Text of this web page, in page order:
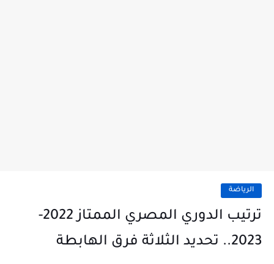
الرياضة
ترتيب الدوري المصري الممتاز 2022-
2023.. تحديد الثلاثة فرق الهابطة